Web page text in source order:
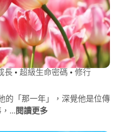
長 • 超級生命密碼 • 修行
的「那一年」，深覺他是位傳
... 閱讀更多